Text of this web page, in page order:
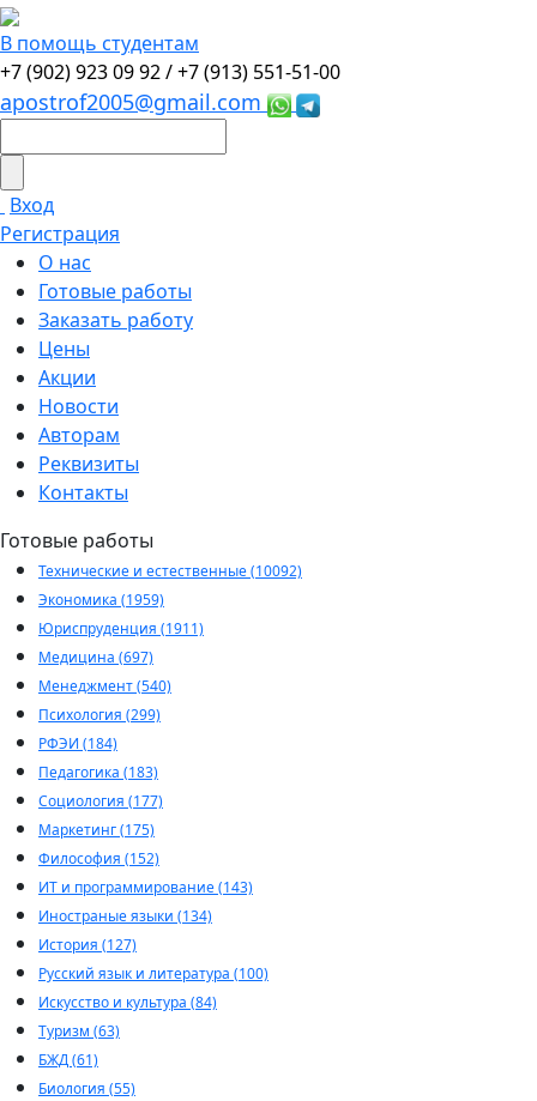
В помощь студентам
+7 (902) 923 09 92 /+7 (913) 551-51-00
apostrof2005@gmail.com
Вход
Регистрация
О нас
Готовые работы
Заказать работу
Цены
Акции
Новости
Авторам
Реквизиты
Контакты
Готовые работы
Технические и естественные (10092)
Экономика (1959)
Юриспруденция (1911)
Медицина (697)
Менеджмент (540)
Психология (299)
РФЭИ (184)
Педагогика (183)
Социология (177)
Маркетинг (175)
Философия (152)
ИТ и программирование (143)
Иностраные языки (134)
История (127)
Русский язык и литература (100)
Искусство и культура (84)
Туризм (63)
БЖД (61)
Биология (55)